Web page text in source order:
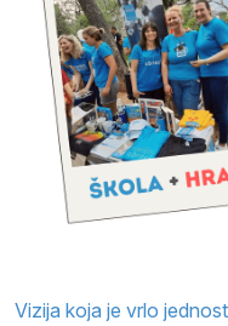
Vizija koja je vrlo